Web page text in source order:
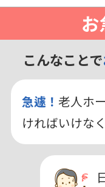
こんなことで
急遽！ 老人ホ
ければいけな